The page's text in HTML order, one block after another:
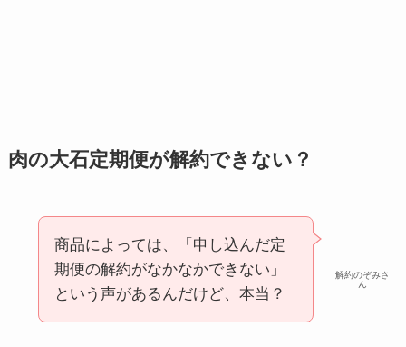
肉の大石定期便が解約できない？
解約のぞみさ
ん
商品によっては、「申し込んだ定
期便の解約がなかなかできない」
という声があるんだけど、本当？